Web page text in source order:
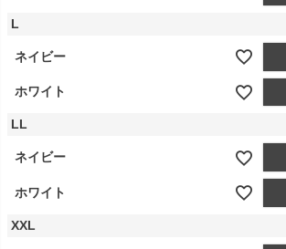
L
ネイビー
ホワイト
LL
ネイビー
ホワイト
XXL